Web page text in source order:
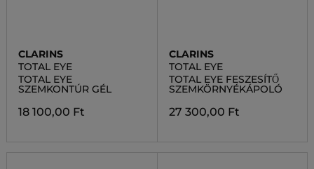
CLARINS
TOTAL EYE
TOTAL EYE
SZEMKONTÚR GÉL
18 100,00 Ft
CLARINS
TOTAL EYE
TOTAL EYE FESZESÍTŐ
SZEMKÖRNYÉKÁPOLÓ
27 300,00 Ft